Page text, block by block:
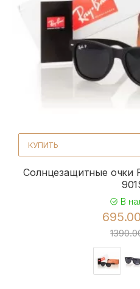
КУПИТЬ
Солнцезащитные очки
В